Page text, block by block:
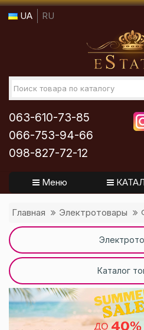
UA RU
063-610-73-85
066-753-94-66
098-827-72-12
Меню
Главная Электротовары
Каталог